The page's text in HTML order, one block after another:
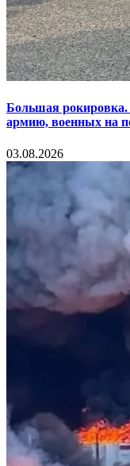
Большая
армию, военных на
03.08.2026